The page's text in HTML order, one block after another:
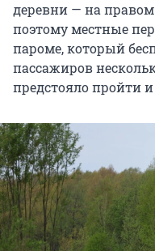
деревни — на
поэтому местные
пароме, который
пассажиров
предстояло пройти